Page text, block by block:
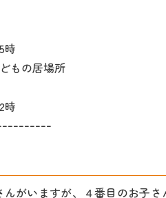
時
もの居場所
時
ｰｰｰｰｰｰｰｰ
がいますが、４番目のお子